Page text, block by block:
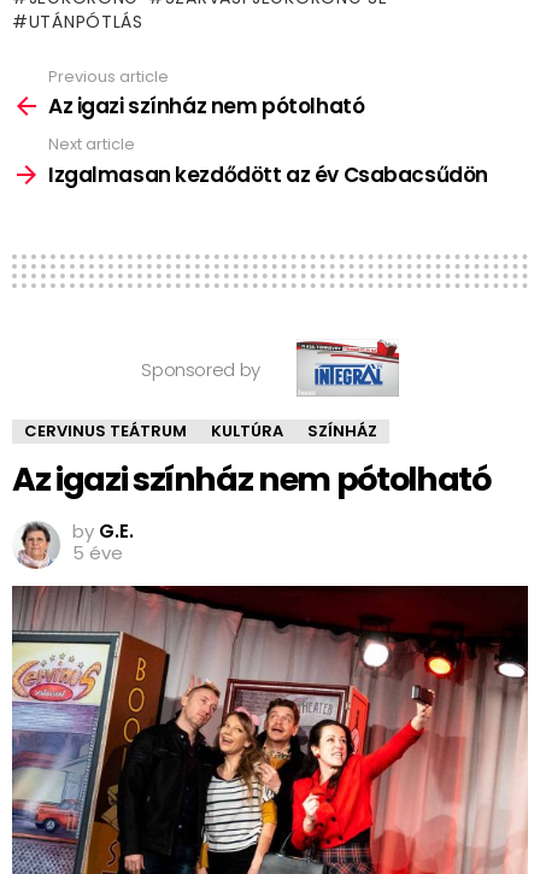
UTÁNPÓTLÁS
more
Previous article
Az igazi színház nem pótolható
Next article
Izgalmasan kezdődött az év Csabacsűdön
Sponsored by
CERVINUS TEÁTRUM KULTÚRA SZÍNHÁZ
Az igazi színház nem pótolható
by G.E.
5 éve